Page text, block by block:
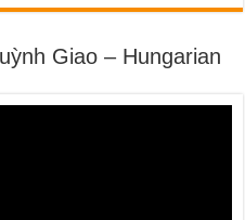
Giao – Hungarian